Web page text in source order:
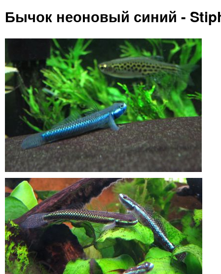
Бычок неоновый синий -